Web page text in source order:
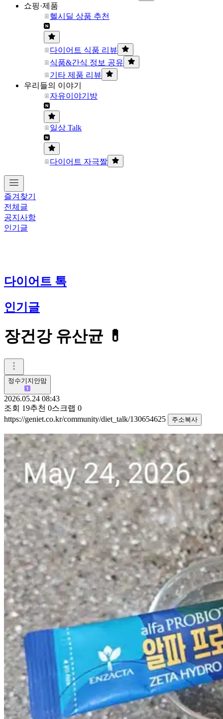
쇼핑·제품
헬시딜 상품 추천
다이어트 식품 리뷰
식품&간식 정보 공유
기타 제품 리뷰
우리들의 이야기
자유이야기방
일상 Talk
다이어트 자극짤
즐겨찾기
전체글
공지사항
인기글
다이어트 톡
인기글
장건강 유산균 💊
정수기지안맘
2026.05.24 08:43
조회 19추천 0스크랩 0
https://geniet.co.kr/community/diet_talk/130654625
주소복사